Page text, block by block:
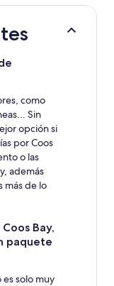
como
Sin
opción si
por Coos
o las
además
más de lo
Bay,
paquete
solo muy